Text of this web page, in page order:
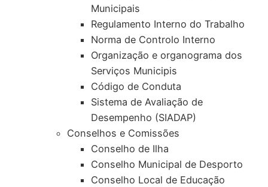
Municipais
Regulamento Interno do Trabalho
Norma de Controlo Interno
Organização e organograma dos
Serviços Municipis
Código de Conduta
Sistema de Avaliação de
Desempenho (SIADAP)
Conselhos e Comissões
Conselho de Ilha
Conselho Municipal de Desporto
Conselho Local de Educação